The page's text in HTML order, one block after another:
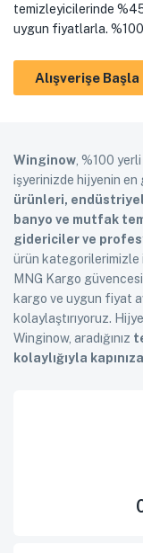
temizleyicilerinde
uygun fiyatlarla.
Alışverişe Başla
Winginow , %100
işyerinizde hijyenin en
ürünleri,
banyo ve mutfak
gidericiler ve
ürün kategorilerimizle
MNG Kargo
kargo ve uygun fiyat
kolaylaştırıyoruz.
Winginow, aradığınız
kolaylığıyla